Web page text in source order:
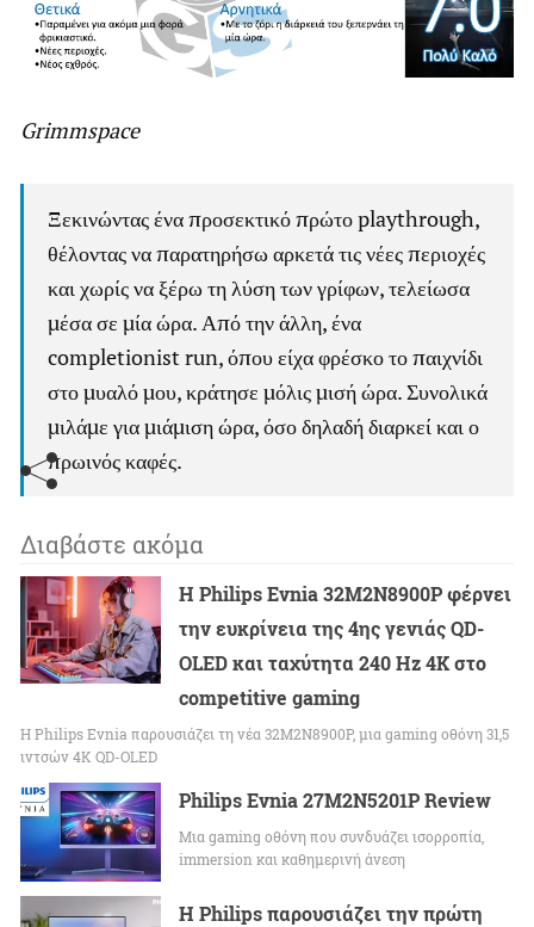
Grimmspace
Ξεκινώντας ένα προσεκτικό πρώτο playthrough,
θέλοντας να παρατηρήσω αρκετά τις νέες περιοχές
και χωρίς να ξέρω τη λύση των γρίφων, τελείωσα
μέσα σε μία ώρα. Από την άλλη, ένα
completionist run, όπου είχα φρέσκο το παιχνίδι
στο μυαλό μου, κράτησε μόλις μισή ώρα. Συνολικά
μιλάμε για μιάμιση ώρα, όσο δηλαδή διαρκεί και ο
πρωινός καφές.
Διαβάστε ακόμα
Η Philips Evnia 32M2N8900P φέρνει
την ευκρίνεια της 4ης γενιάς QD-
OLED και ταχύτητα 240 Hz 4K στο
competitive gaming
Η Philips Evnia παρουσιάζει τη νέα 32M2N8900P, μια gaming οθόνη 31,5
ιντσών 4K QD-OLED
Philips Evnia 27M2N5201P Review
Μια gaming οθόνη που συνδυάζει ισορροπία,
immersion και καθημερινή άνεση
Η Philips παρουσιάζει την πρώτη